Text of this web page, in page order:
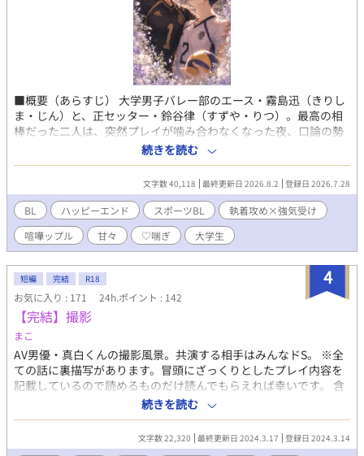
■概要（あらすじ） 大学男子バレー部のエース・霧島迅（きりし
ま・じん）と、正セッター・鈴谷律（すずや・りつ）。最高の相
棒だった二人は、突然プレイが噛み合わなくなった夜、口論の勢
いで一線を越える。翌日、嘘のように復調した二人は、身体も心
も結ばれたから強くなれたと確信する。甘すぎる「調整」を重
ね、恋まで勝負にしていく二人。ところが短期強化合宿で別々の
チームに分けられ、その特別な関係が大きく揺らぎ始める。 ■一
言コメント 最高のお前を、もっと見せろ。相棒同士のエロ甘スポ
ーツBL。 ■ タグ BL / R18 / 大学生 / スポーツBL / 男子バレー / 執
着攻め×強気受け / 親友 / 喧嘩ップル / 甘々 / ハッピーエンド / ♡
喘ぎ ■AI活用 ・表紙（AIイラスト） ・会話テンポ＆文章校正 ・
タイトル/名前/タグ案 ■作者コメント 成人向け（R15寄り）
続きを読む
文字数 40,118 最終更新日 2026.8.2 登録日 2026.7.28
BL ハッピーエンド スポーツBL
執着攻め×強気受け
喧嘩ップル
甘々 ♡喘ぎ 大学生
4
短編 完結 R18
お気に入り : 171 24h.ポイント : 142
【完結】撮影
まこ
AV男優・真白くんの撮影風景。共演する相手はみんなドS。 ※全
ての話に裏描写があります。冒頭にざっくりとしたプレイ内容を
記載しているので読めるものだけ読んでもらえれば幸いです。 含
まれるプレイ内容 AV男優/撮影/拘束/くすぐり/耳責/羞恥/フェラ/
寸止/焦らし/玩具/連続絶頂/前立腺責/声我慢/鼠蹊部責/目隠/3P/二
輪挿/強気受etc. ※完結にしていますが、書きたくなったら突然番
外編を書く可能性があります。
続きを読む
文字数 22,320 最終更新日 2024.3.17 登録日 2024.3.14